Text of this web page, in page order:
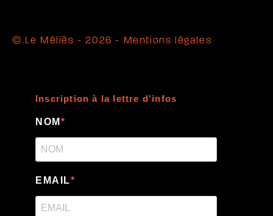
© Le Méliès - 2026 - Mentions légales
Inscription à la lettre d'infos
NOM
EMAIL